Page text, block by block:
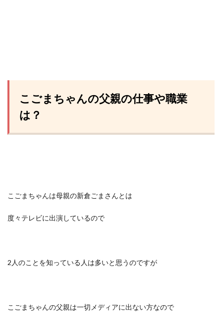
こごまちゃんの父親の仕事や職業
は？
こごまちゃんは母親の新倉ごまさんとは
度々テレビに出演しているので
2人のことを知っている人は多いと思うのですが
こごまちゃんの父親は一切メディアに出ない方なので